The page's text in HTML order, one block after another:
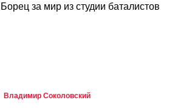
Борец за мир из студии баталистов
Владимир Соколовский